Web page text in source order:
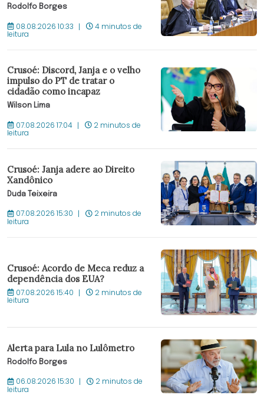
Rodolfo Borges
08.08.2026 10:33 4 minutos de
leitura
Crusoé: Discord, Janja e o velho
impulso do PT de tratar o
cidadão como incapaz
Wilson Lima
07.08.2026 17:04 2 minutos de
leitura
Crusoé: Janja adere ao Direito
Xandônico
Duda Teixeira
07.08.2026 15:30 2 minutos de
leitura
Crusoé: Acordo de Meca reduz a
dependência dos EUA?
07.08.2026 15:40 2 minutos de
leitura
Alerta para Lula no Lulômetro
Rodolfo Borges
06.08.2026 15:30 2 minutos de
leitura